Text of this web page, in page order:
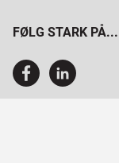
FØLG STARK PÅ...